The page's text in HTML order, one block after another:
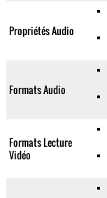
Propriétés Audio
Formats Audio
Formats Lecture
Vidéo